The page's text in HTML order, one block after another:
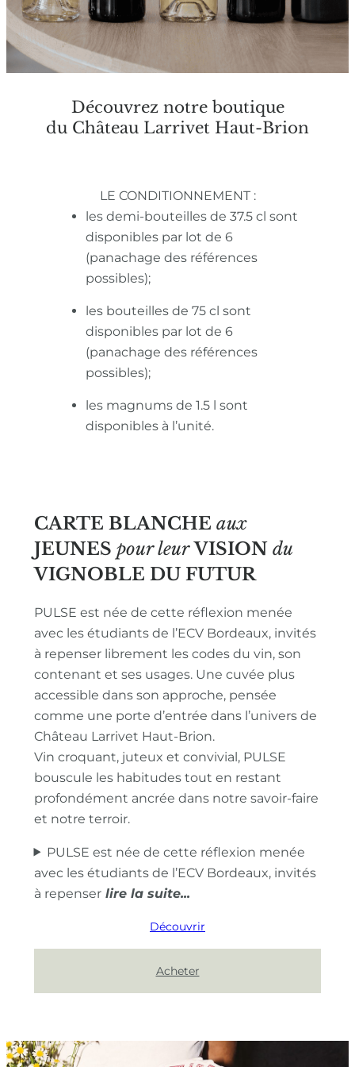
Découvrez notre boutique
du Château Larrivet Haut-Brion
LE CONDITIONNEMENT :
les demi-bouteilles de 37.5 cl sont
disponibles par lot de 6
(panachage des références
possibles);
les bouteilles de 75 cl sont
disponibles par lot de 6
(panachage des références
possibles);
les magnums de 1.5 l sont
disponibles à l’unité.
CARTE BLANCHE aux
JEUNES pour leur VISION du
VIGNOBLE DU FUTUR
PULSE est née de cette réflexion menée
avec les étudiants de l’ECV Bordeaux, invités
à repenser librement les codes du vin, son
contenant et ses usages. Une cuvée plus
accessible dans son approche, pensée
comme une porte d’entrée dans l’univers de
Château Larrivet Haut-Brion.
Vin croquant, juteux et convivial, PULSE
bouscule les habitudes tout en restant
profondément ancrée dans notre savoir-faire
et notre terroir.
PULSE est née de cette réflexion menée
avec les étudiants de l’ECV Bordeaux, invités
à repenser
Découvrir
Acheter